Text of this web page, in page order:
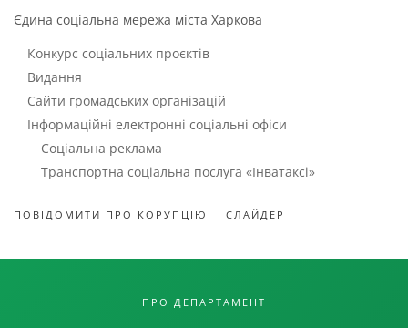
Єдина соціальна мережа міста Харкова
Конкурс соціальних проєктів
Видання
Сайти громадських організацій
Інформаційні електронні соціальні офіси
Соціальна реклама
Транспортна соціальна послуга «Інватаксі»
ПОВІДОМИТИ ПРО КОРУПЦІЮ СЛАЙДЕР
ПРО ДЕПАРТАМЕНТ